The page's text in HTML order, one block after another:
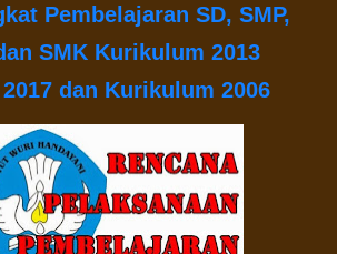
Pembelajaran SD, SMP,
SMK Kurikulum 2013
dan Kurikulum 2006